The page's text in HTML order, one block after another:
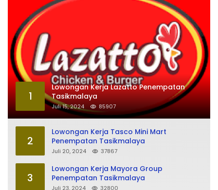
1
Lowongan Kerja Lazatto Penempatan
Tasikmalaya
Juli 15, 2024 85907
2
Lowongan Kerja Tasco Mini Mart
Penempatan Tasikmalaya
Juli 20, 2024 37867
3
Lowongan Kerja Mayora Group
Penempatan Tasikmalaya
Juli 23, 2024 32800